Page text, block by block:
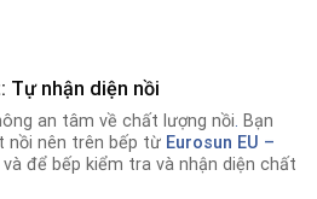
Tự nhận diện nồi
an tâm về chất lượng nồi. Bạn
nồi nên trên bếp từ Eurosun EU –
và để bếp kiểm tra và nhận diện chất